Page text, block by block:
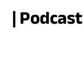
| Podcast